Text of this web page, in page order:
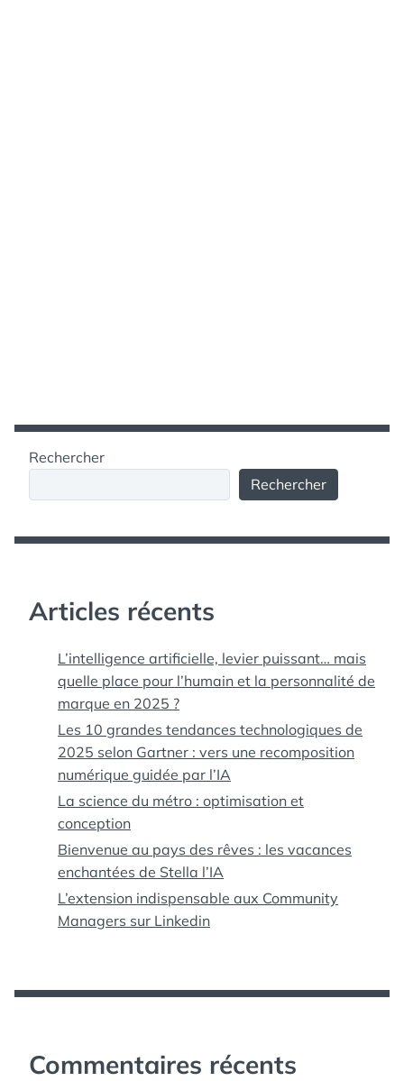
Rechercher
Rechercher
Articles récents
L’intelligence artificielle, levier puissant… mais
quelle place pour l’humain et la personnalité de
marque en 2025 ?
Les 10 grandes tendances technologiques de
2025 selon Gartner : vers une recomposition
numérique guidée par l’IA
La science du métro : optimisation et
conception
Bienvenue au pays des rêves : les vacances
enchantées de Stella l’IA
L’extension indispensable aux Community
Managers sur Linkedin
Commentaires récents